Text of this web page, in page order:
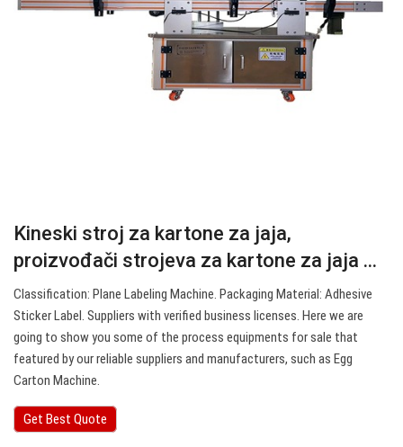
Kineski stroj za kartone za jaja,
proizvođači strojeva za kartone za jaja ...
Classification: Plane Labeling Machine. Packaging Material: Adhesive
Sticker Label. Suppliers with verified business licenses. Here we are
going to show you some of the process equipments for sale that
featured by our reliable suppliers and manufacturers, such as Egg
Carton Machine.
Get Best Quote